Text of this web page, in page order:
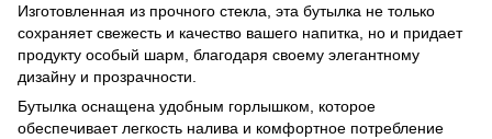
Изготовленная из прочного стекла, эта бутылка не только
сохраняет свежесть и качество вашего напитка, но и придает
продукту особый шарм, благодаря своему элегантному
дизайну и прозрачности.
Бутылка оснащена удобным горлышком, которое
обеспечивает легкость налива и комфортное потребление